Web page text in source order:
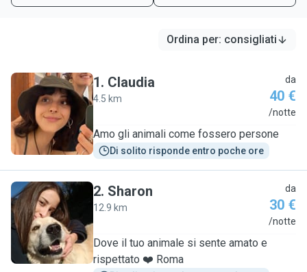
Ordina per: consigliati
C
1. Claudia
4.5 km
da
40 €
/notte
Amo gli animali come fossero persone
Di solito risponde entro poche ore
S
2. Sharon
12.9 km
da
30 €
/notte
Dove il tuo animale si sente amato e
rispettato ❤️ Roma